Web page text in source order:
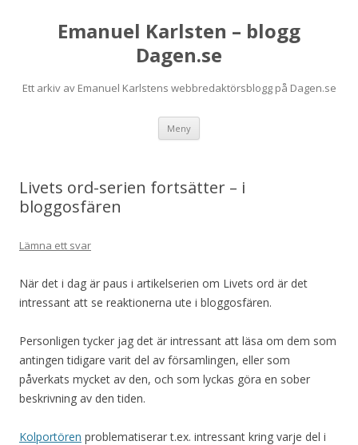
Emanuel Karlsten – blogg
Dagen.se
Ett arkiv av Emanuel Karlstens webbredaktörsblogg på Dagen.se
Meny
Livets ord-serien fortsätter – i
bloggosfären
Lämna ett svar
När det i dag är paus i artikelserien om Livets ord är det
intressant att se reaktionerna ute i bloggosfären.
Personligen tycker jag det är intressant att läsa om dem som
antingen tidigare varit del av församlingen, eller som
påverkats mycket av den, och som lyckas göra en sober
beskrivning av den tiden.
Kolportören problematiserar t.ex. intressant kring varje del i